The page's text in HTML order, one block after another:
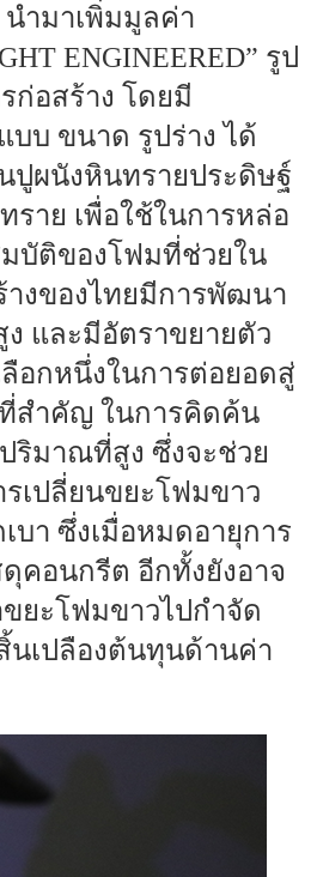
ำมาเพิ่มมูลค่า
ENGINEERED” รูป
อสร้าง โดยมี
บ ขนาด รูปร่าง ได้
ปูผนังหินทรายประดิษฐ์
าย เพื่อใช้ในการหล่อ
บัติของโฟมที่ช่วยใน
างของไทยมีการพัฒนา
และมีอัตราขยายตัว
ลือกหนึ่งในการต่อยอดสู่
สำคัญ ในการคิดค้น
ริมาณที่สูง ซึ่งจะช่วย
เปลี่ยนขยะโฟมขาว
า ซึ่งเมื่อหมดอายุการ
คอนกรีต อีกทั้งยังอาจ
ยะโฟมขาวไปกำจัด
นเปลืองต้นทุนด้านค่า